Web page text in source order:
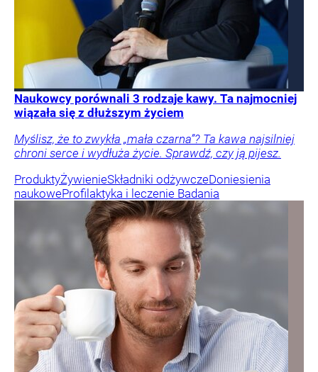
Naukowcy porównali 3 rodzaje kawy. Ta najmocniej
wiązała się z dłuższym życiem
Myślisz, że to zwykła „mała czarna”? Ta kawa najsilniej
chroni serce i wydłuża życie. Sprawdź, czy ją pijesz.
ProduktyŻywienieSkładniki odżywczeDoniesienia
naukoweProfilaktyka i leczenie Badania